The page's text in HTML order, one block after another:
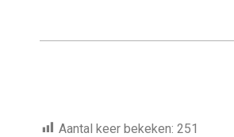
Aantal keer bekeken: 251